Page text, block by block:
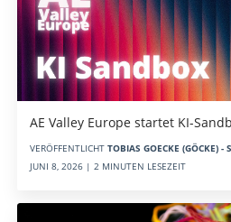
AE Valley Europe startet KI-
VERÖFFENTLICHT TOBIAS GOECKE (GÖCKE) -
JUNI 8, 2026 | 2 MINUTEN LESEZEIT